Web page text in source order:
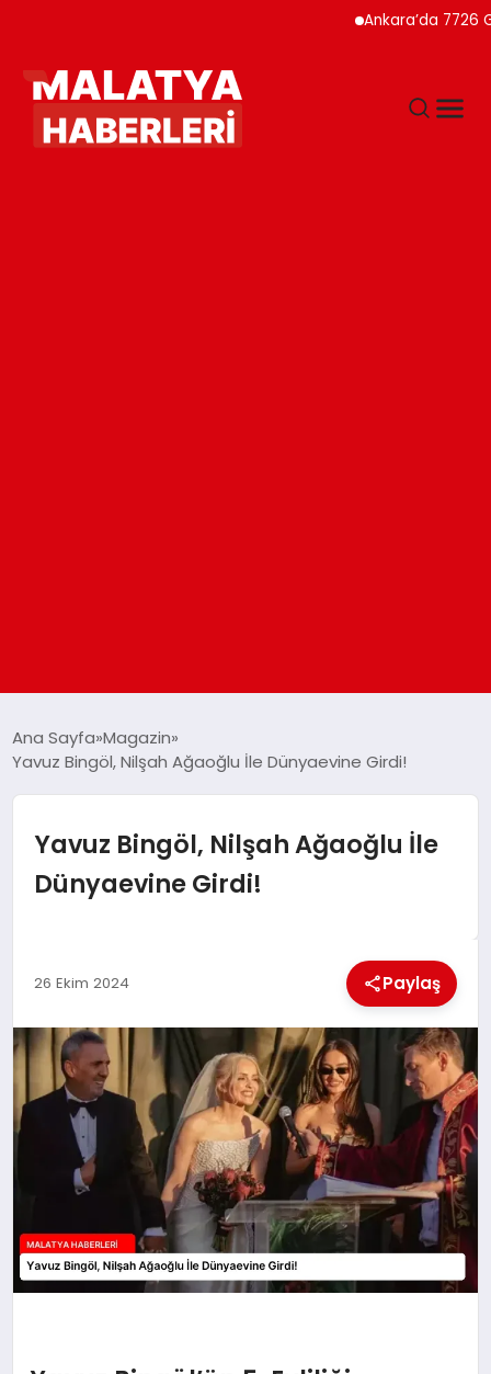
Ankara’da 7726
DÜNYA
EKONOMI
MAGAZIN
SAĞLIK
SIYASET
SPOR
Ana Sayfa Magazin
Yavuz Bingöl, Nilşah Ağaoğlu İle Dünyaevine Girdi!
Yavuz Bingöl, Nilşah Ağaoğlu İle
Dünyaevine Girdi!
26 Ekim 2024 Paylaş